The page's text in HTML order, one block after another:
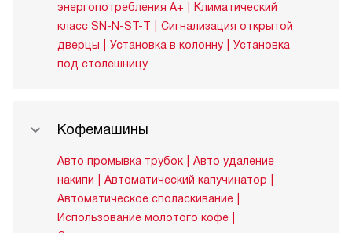
энергопотребления A+
Климатический
класс SN-N-ST-T
Сигнализация открытой
дверцы
Установка в колонну
Установка
под столешницу
Кофемашины
Авто промывка трубок
Авто удаление
накипи
Автоматический капучинатор
Автоматическое споласкивание
Использование молотого кофе